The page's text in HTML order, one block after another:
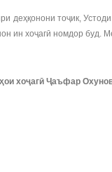
деҳқонони тоҷик,
ин хоҷагӣ номдор буд.
хоҷагӣ Ҷаъфар